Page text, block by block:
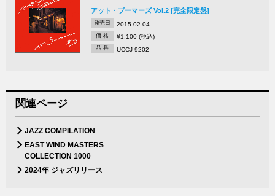
アット・ブーマーズ Vol.2 [完全限定盤]
発売日 2015.02.04
価 格 ¥1,100 (税込)
品 番 UCCJ-9202
関連ページ
JAZZ COMPILATION
EAST WIND MASTERS
COLLECTION 1000
2024年 ジャズリリース